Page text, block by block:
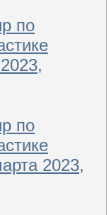
по
по
2023,